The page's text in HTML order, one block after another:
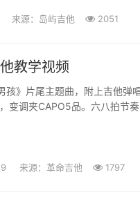
来源：岛屿吉他 2051
教学视频
孩》片尾主题曲，附上吉他弹
变调夹CAPO5品。六八拍节奏
来源：革命吉他 1797